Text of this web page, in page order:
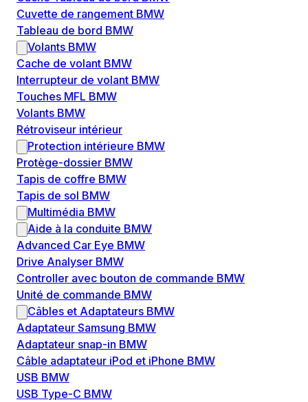
Cuvette de rangement BMW
Tableau de bord BMW
Volants BMW
Cache de volant BMW
Interrupteur de volant BMW
Touches MFL BMW
Volants BMW
Rétroviseur intérieur
Protection intérieure BMW
Protège-dossier BMW
Tapis de coffre BMW
Tapis de sol BMW
Multimédia BMW
Aide à la conduite BMW
Advanced Car Eye BMW
Drive Analyser BMW
Controller avec bouton de commande BMW
Unité de commande BMW
Câbles et Adaptateurs BMW
Adaptateur Samsung BMW
Adaptateur snap-in BMW
Câble adaptateur iPod et iPhone BMW
USB BMW
USB Type-C BMW